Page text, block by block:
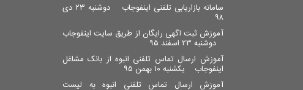
سامانه بازاریابی تلفنی اینفوجاب
دوشنبه ۲۳ دی
۹۸
آموزش ثبت اگهی رایگان از طریق سایت اینفوجاب
دوشنبه ۲۳ اسفند ۹۵
آموزش ارسال تماس تلفنی انبوه از بانک مشاغل
اینفوجاب یکشنبه ۱۰ بهمن ۹۵
آموزش ارسال تماس تلفنی انبوه به لیست